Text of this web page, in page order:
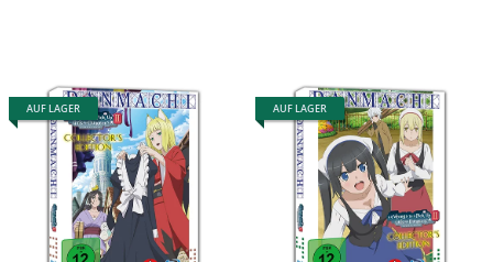
AUF LAGER AUF LAGER